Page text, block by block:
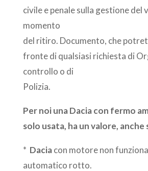
civile e penale sulla gestione del
momento
del ritiro. Documento, che
fronte di qualsiasi richiesta di
controllo o di
Polizia.
Per noi una Dacia con fermo
solo usata, ha un valore, anche
* Daciacon motore non
automatico rotto.